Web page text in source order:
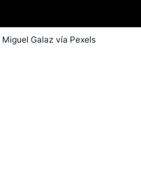
Miguel Galaz vía Pexels